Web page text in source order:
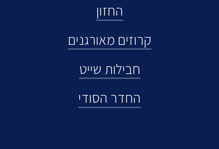
החזון
קרוזים מאורגנים
חבילות שייט
החדר הסודי